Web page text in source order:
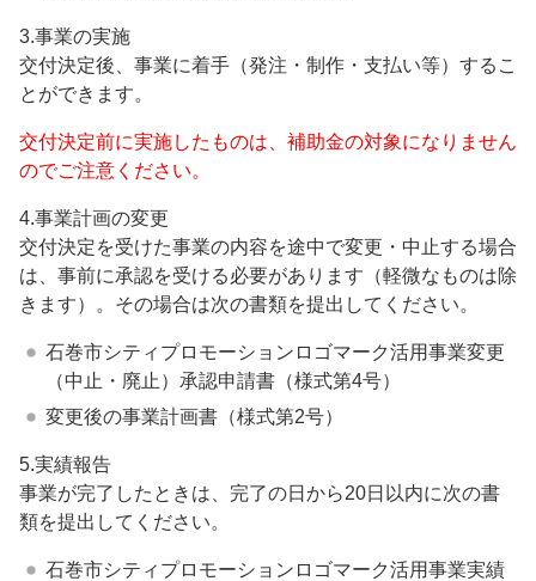
3.事業の実施
交付決定後、事業に着手（発注・制作・支払い等）するこ
とができます。
交付決定前に実施したものは、補助金の対象になりません
のでご注意ください。
4.事業計画の変更
交付決定を受けた事業の内容を途中で変更・中止する場合
は、事前に承認を受ける必要があります（軽微なものは除
きます）。その場合は次の書類を提出してください。
石巻市シティプロモーションロゴマーク活用事業変更
（中止・廃止）承認申請書（様式第4号）
変更後の事業計画書（様式第2号）
5.実績報告
事業が完了したときは、完了の日から20日以内に次の書
類を提出してください。
石巻市シティプロモーションロゴマーク活用事業実績